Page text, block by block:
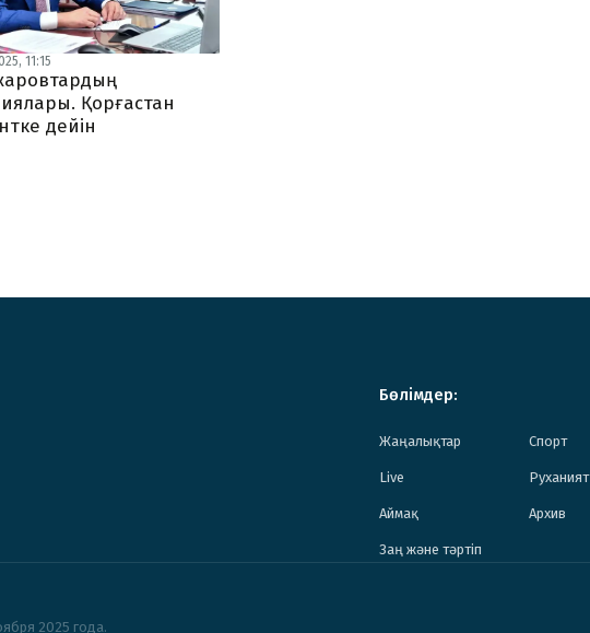
11:15
Қорғастан
дейін
Бөлімдер:
Жаңалықтар Спорт
Live Руханият
Аймақ Архив
Заң және тәртіп
2025 года.